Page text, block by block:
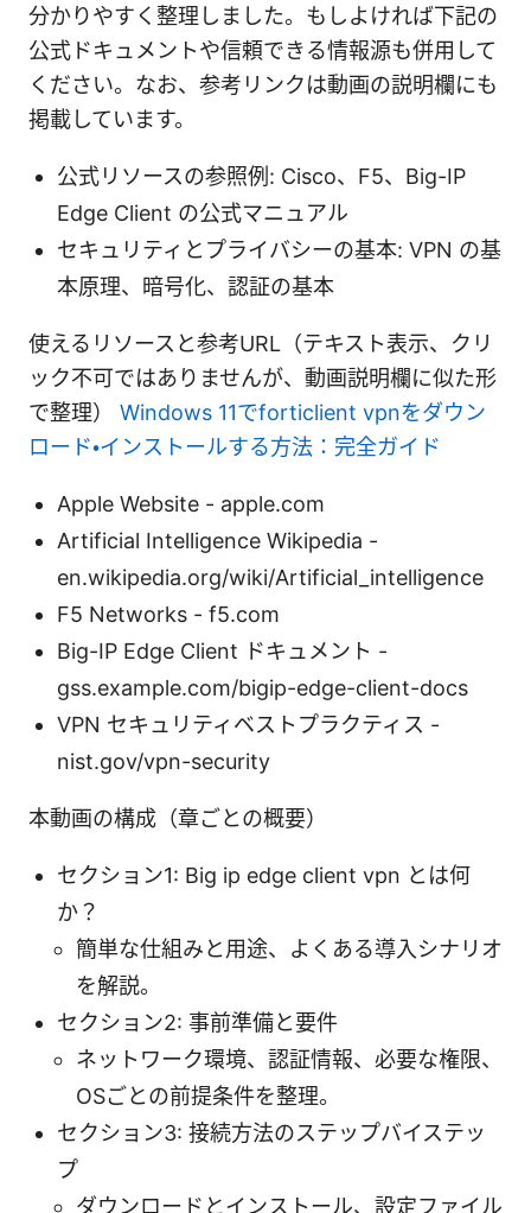
分かりやすく整理しました。もしよければ下記の
公式ドキュメントや信頼できる情報源も併用して
ください。なお、参考リンクは動画の説明欄にも
掲載しています。
公式リソースの参照例: Cisco、F5、Big-IP
Edge Client の公式マニュアル
セキュリティとプライバシーの基本: VPN の基
本原理、暗号化、認証の基本
使えるリソースと参考URL（テキスト表示、クリ
ック不可ではありませんが、動画説明欄に似た形
で整理） Windows 11でforticlient vpnをダウン
ロード・インストールする方法：完全ガイド
Apple Website - apple.com
Artificial Intelligence Wikipedia -
en.wikipedia.org/wiki/Artificial_intelligence
F5 Networks - f5.com
Big-IP Edge Client ドキュメント -
gss.example.com/bigip-edge-client-docs
VPN セキュリティベストプラクティス -
nist.gov/vpn-security
本動画の構成（章ごとの概要）
セクション1: Big ip edge client vpn とは何
か？
簡単な仕組みと用途、よくある導入シナリオ
を解説。
セクション2: 事前準備と要件
ネットワーク環境、認証情報、必要な権限、
OSごとの前提条件を整理。
セクション3: 接続方法のステップバイステッ
プ
ダウンロードとインストール、設定ファイル